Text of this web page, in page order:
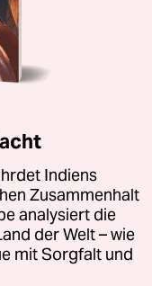
Indiens
Zusammenhalt
analysiert die
der Welt – wie
mit Sorgfalt und